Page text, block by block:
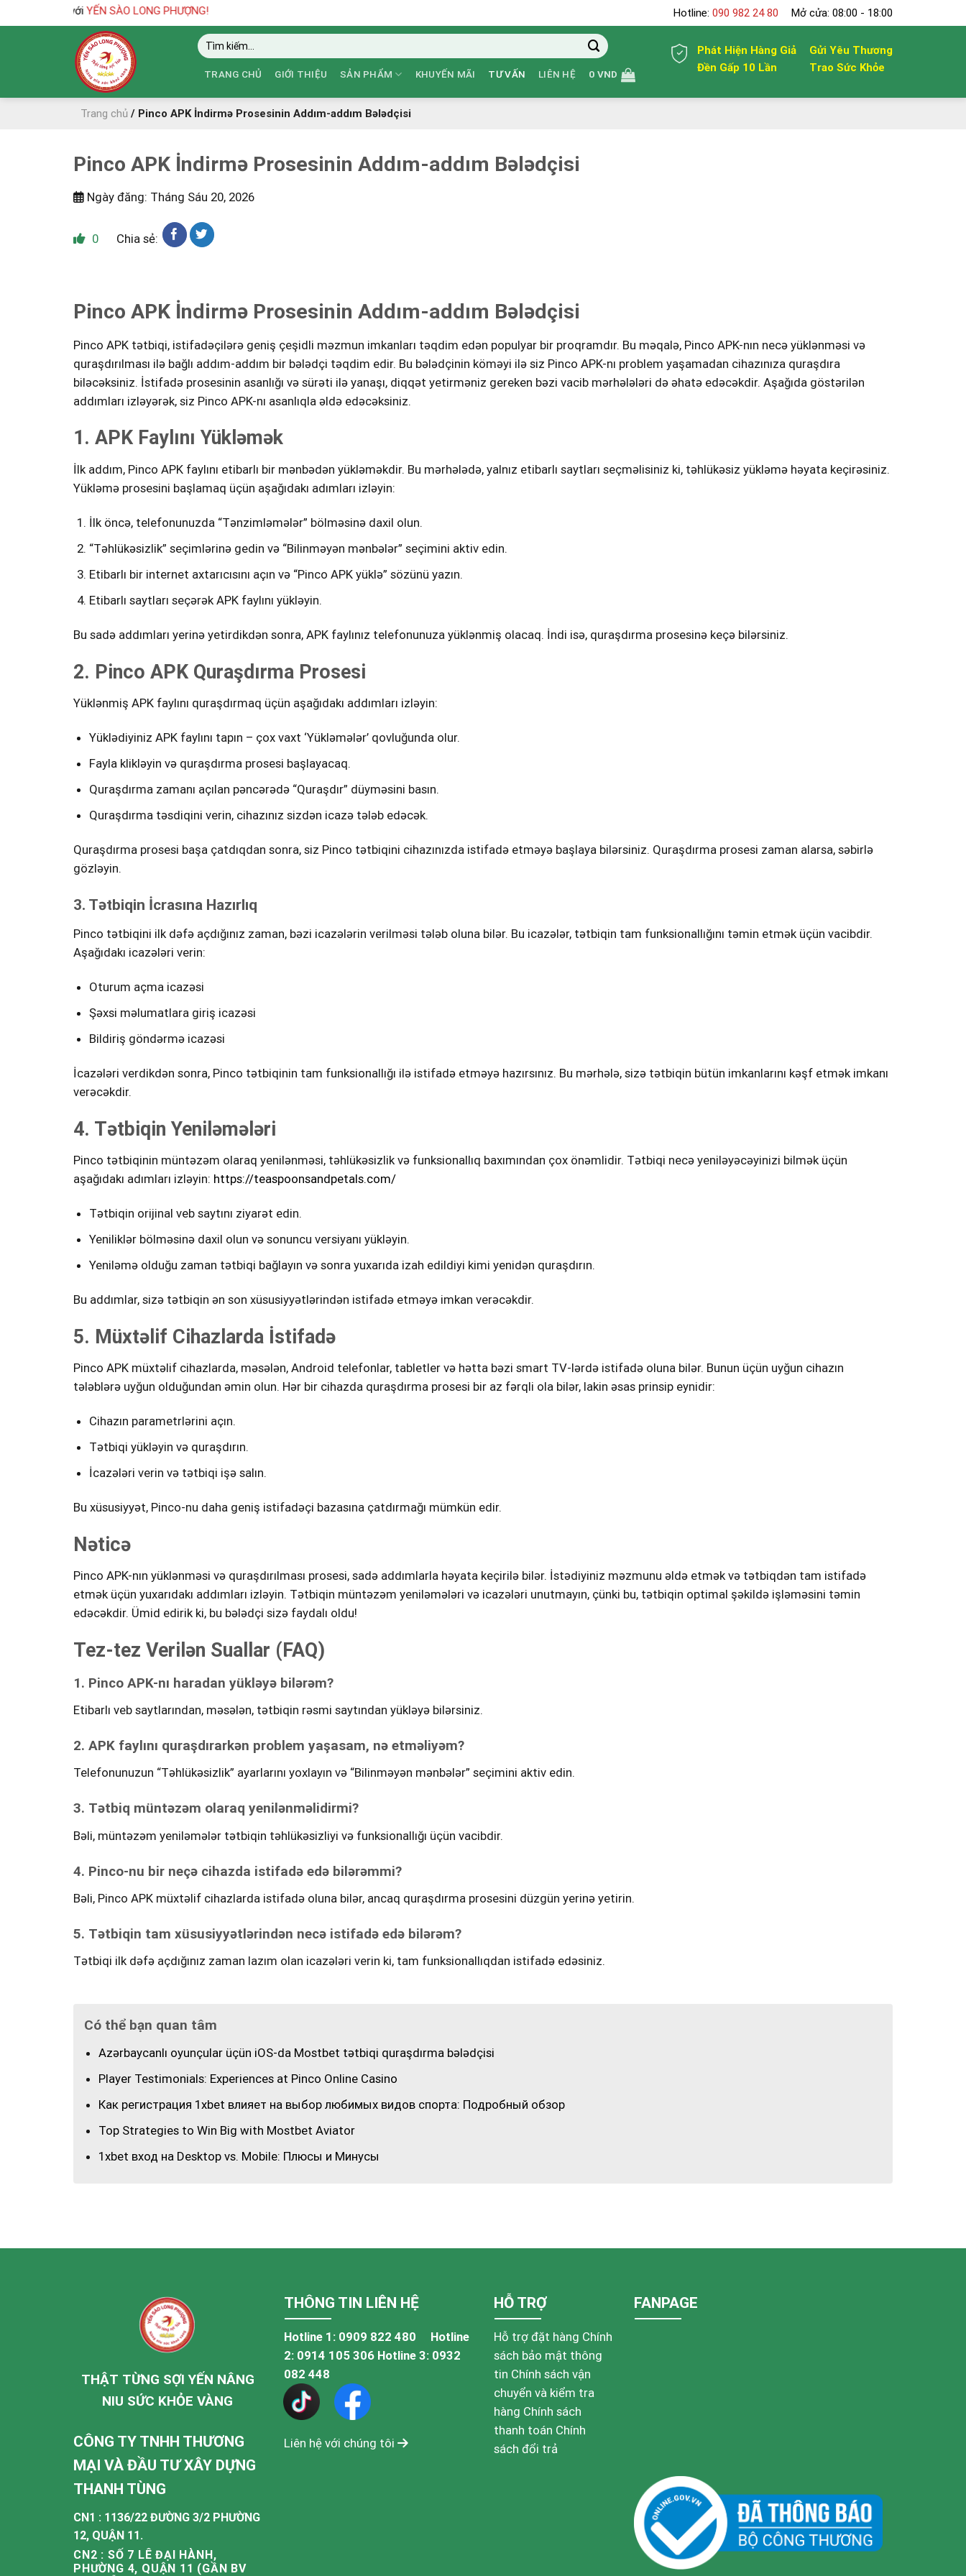
to
YẾN SÀO LONG PHƯỢNG! Hotline:090 982 24 80 Mở cửa: 08:00 - 18:00
Tìm
kiếm:
TRANG CHỦ
GIỚI THIỆU SẢN PHẨM KHUYẾN MÃI TƯ VẤN LIÊN HỆ 0 VND
Phát Hiện Hàng Giả
Đền Gấp 10 Lần
Gửi Yêu Thương
Trao Sức Khỏe
Trang chủ / Pinco APK İndirmə Prosesinin Addım-addım Bələdçisi
Pinco APK İndirmə Prosesinin Addım-addım Bələdçisi
Ngày đăng: Tháng Sáu 20, 2026
0 Chia sẻ:
Pinco APK İndirmə Prosesinin Addım-addım Bələdçisi
Pinco APK tətbiqi, istifadəçilərə geniş çeşidli məzmun imkanları təqdim edən populyar bir proqramdır. Bu məqalə, Pinco APK-nın necə yüklənməsi və
quraşdırılması ilə bağlı addım-addım bir bələdçi təqdim edir. Bu bələdçinin köməyi ilə siz Pinco APK-nı problem yaşamadan cihazınıza quraşdıra
biləcəksiniz. İstifadə prosesinin asanlığı və sürəti ilə yanaşı, diqqət yetirməniz gereken bəzi vacib mərhələləri də əhatə edəcəkdir. Aşağıda göstərilən
addımları izləyərək, siz Pinco APK-nı asanlıqla əldə edəcəksiniz.
1. APK Faylını Yükləmək
İlk addım, Pinco APK faylını etibarlı bir mənbədən yükləməkdir. Bu mərhələdə, yalnız etibarlı saytları seçməlisiniz ki, təhlükəsiz yükləmə həyata keçirəsiniz.
Yükləmə prosesini başlamaq üçün aşağıdakı adımları izləyin:
İlk öncə, telefonunuzda “Tənzimləmələr” bölməsinə daxil olun.
“Təhlükəsizlik” seçimlərinə gedin və “Bilinməyən mənbələr” seçimini aktiv edin.
Etibarlı bir internet axtarıcısını açın və “Pinco APK yüklə” sözünü yazın.
Etibarlı saytları seçərək APK faylını yükləyin.
Bu sadə addımları yerinə yetirdikdən sonra, APK faylınız telefonunuza yüklənmiş olacaq. İndi isə, quraşdırma prosesinə keçə bilərsiniz.
2. Pinco APK Quraşdırma Prosesi
Yüklənmiş APK faylını quraşdırmaq üçün aşağıdakı addımları izləyin:
Yüklədiyiniz APK faylını tapın – çox vaxt ‘Yükləmələr’ qovluğunda olur.
Fayla klikləyin və quraşdırma prosesi başlayacaq.
Quraşdırma zamanı açılan pəncərədə “Quraşdır” düyməsini basın.
Quraşdırma təsdiqini verin, cihazınız sizdən icazə tələb edəcək.
Quraşdırma prosesi başa çatdıqdan sonra, siz Pinco tətbiqini cihazınızda istifadə etməyə başlaya bilərsiniz. Quraşdırma prosesi zaman alarsa, səbirlə
gözləyin.
3. Tətbiqin İcrasına Hazırlıq
Pinco tətbiqini ilk dəfə açdığınız zaman, bəzi icazələrin verilməsi tələb oluna bilər. Bu icazələr, tətbiqin tam funksionallığını təmin etmək üçün vacibdir.
Aşağıdakı icazələri verin:
Oturum açma icazəsi
Şəxsi məlumatlara giriş icazəsi
Bildiriş göndərmə icazəsi
İcazələri verdikdən sonra, Pinco tətbiqinin tam funksionallığı ilə istifadə etməyə hazırsınız. Bu mərhələ, sizə tətbiqin bütün imkanlarını kəşf etmək imkanı
verəcəkdir.
4. Tətbiqin Yeniləmələri
Pinco tətbiqinin müntəzəm olaraq yenilənməsi, təhlükəsizlik və funksionallıq baxımından çox önəmlidir. Tətbiqi necə yeniləyəcəyinizi bilmək üçün
aşağıdakı adımları izləyin: https://teaspoonsandpetals.com/
Tətbiqin orijinal veb saytını ziyarət edin.
Yeniliklər bölməsinə daxil olun və sonuncu versiyanı yükləyin.
Yeniləmə olduğu zaman tətbiqi bağlayın və sonra yuxarıda izah edildiyi kimi yenidən quraşdırın.
Bu addımlar, sizə tətbiqin ən son xüsusiyyətlərindən istifadə etməyə imkan verəcəkdir.
5. Müxtəlif Cihazlarda İstifadə
Pinco APK müxtəlif cihazlarda, məsələn, Android telefonlar, tabletler və hətta bəzi smart TV-lərdə istifadə oluna bilər. Bunun üçün uyğun cihazın
tələblərə uyğun olduğundan əmin olun. Hər bir cihazda quraşdırma prosesi bir az fərqli ola bilər, lakin əsas prinsip eynidir:
Cihazın parametrlərini açın.
Tətbiqi yükləyin və quraşdırın.
İcazələri verin və tətbiqi işə salın.
Bu xüsusiyyət, Pinco-nu daha geniş istifadəçi bazasına çatdırmağı mümkün edir.
Nəticə
Pinco APK-nın yüklənməsi və quraşdırılması prosesi, sadə addımlarla həyata keçirilə bilər. İstədiyiniz məzmunu əldə etmək və tətbiqdən tam istifadə
etmək üçün yuxarıdakı addımları izləyin. Tətbiqin müntəzəm yeniləmələri və icazələri unutmayın, çünki bu, tətbiqin optimal şəkildə işləməsini təmin
edəcəkdir. Ümid edirik ki, bu bələdçi sizə faydalı oldu!
Tez-tez Verilən Suallar (FAQ)
1. Pinco APK-nı haradan yükləyə bilərəm?
Etibarlı veb saytlarından, məsələn, tətbiqin rəsmi saytından yükləyə bilərsiniz.
2. APK faylını quraşdırarkən problem yaşasam, nə etməliyəm?
Telefonunuzun “Təhlükəsizlik” ayarlarını yoxlayın və “Bilinməyən mənbələr” seçimini aktiv edin.
3. Tətbiq müntəzəm olaraq yenilənməlidirmi?
Bəli, müntəzəm yeniləmələr tətbiqin təhlükəsizliyi və funksionallığı üçün vacibdir.
4. Pinco-nu bir neçə cihazda istifadə edə bilərəmmi?
Bəli, Pinco APK müxtəlif cihazlarda istifadə oluna bilər, ancaq quraşdırma prosesini düzgün yerinə yetirin.
5. Tətbiqin tam xüsusiyyətlərindən necə istifadə edə bilərəm?
Tətbiqi ilk dəfə açdığınız zaman lazım olan icazələri verin ki, tam funksionallıqdan istifadə edəsiniz.
Có thể bạn quan tâm
Azərbaycanlı oyunçular üçün iOS-da Mostbet tətbiqi quraşdırma bələdçisi
Player Testimonials: Experiences at Pinco Online Casino
Как регистрация 1xbet влияет на выбор любимых видов спорта: Подробный обзор
Top Strategies to Win Big with Mostbet Aviator
1xbet вход на Desktop vs. Mobile: Плюсы и Минусы
THẬT TỪNG SỢI YẾN NÂNG
NIU SỨC KHỎE VÀNG
CÔNG TY TNHH THƯƠNG
MẠI VÀ ĐẦU TƯ XÂY DỰNG
THANH TÙNG
CN1 : 1136/22 ĐƯỜNG 3/2 PHƯỜNG
12, QUẬN 11.
CN2 : SỐ 7 LÊ ĐẠI HÀNH,
PHƯỜNG 4, QUẬN 11 (GẦN BV
THÔNG TIN LIÊN HỆ
Hotline 1: 0909 822 480
Hotline
2: 0914 105 306 Hotline 3: 0932
082 448
Liên hệ với chúng tôi
HỖ TRỢ
Hỗ trợ đặt hàng Chính
sách bảo mật thông
tin Chính sách vận
chuyển và kiểm tra
hàng Chính sách
thanh toán Chính
sách đổi trả
FANPAGE